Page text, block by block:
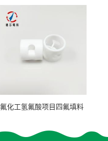
氟化工氢氟酸项目四氟填料
蚀